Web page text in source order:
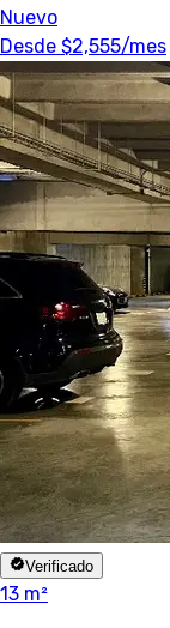
Nuevo
Desde $2,555/mes
Verificado
13 m²